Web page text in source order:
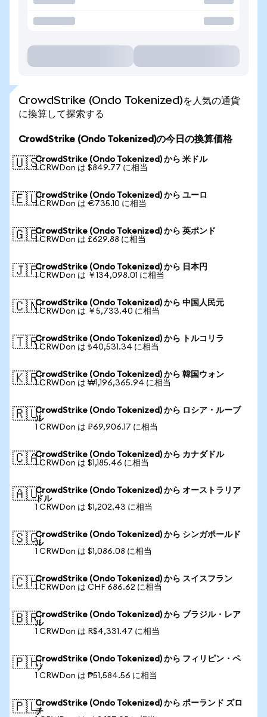
CrowdStrike (Ondo Tokenized)を人気の通貨
に換算して探索する
CrowdStrike (Ondo Tokenized)の今日の換算価格
🇺🇸CrowdStrike (Ondo Tokenized) から 米ドル
1 CRWDon は $849.77 に相当
🇪🇺CrowdStrike (Ondo Tokenized) から ユーロ
1 CRWDon は €735.10 に相当
🇬🇧CrowdStrike (Ondo Tokenized) から 英ポンド
1 CRWDon は £629.88 に相当
🇯🇵CrowdStrike (Ondo Tokenized) から 日本円
1 CRWDon は ￥134,098.01 に相当
🇨🇳CrowdStrike (Ondo Tokenized) から 中国人民元
1 CRWDon は ￥5,733.40 に相当
🇹🇷CrowdStrike (Ondo Tokenized) から トルコリラ
1 CRWDon は ₺40,531.34 に相当
🇰🇷CrowdStrike (Ondo Tokenized) から 韓国ウォン
1 CRWDon は ₩1,196,365.94 に相当
🇷🇺CrowdStrike (Ondo Tokenized) から ロシア・ルーブ
ル
1 CRWDon は ₽69,906.17 に相当
🇨🇦CrowdStrike (Ondo Tokenized) から カナダドル
1 CRWDon は $1,185.46 に相当
🇦🇺CrowdStrike (Ondo Tokenized) から オーストラリア
ドル
1 CRWDon は $1,202.43 に相当
🇸🇬CrowdStrike (Ondo Tokenized) から シンガポールド
ル
1 CRWDon は $1,086.08 に相当
🇨🇭CrowdStrike (Ondo Tokenized) から スイスフラン
1 CRWDon は CHF 686.62 に相当
🇧🇷CrowdStrike (Ondo Tokenized) から ブラジル・レア
ル
1 CRWDon は R$4,331.47 に相当
🇵🇭CrowdStrike (Ondo Tokenized) から フィリピン・ペ
ソ
1 CRWDon は ₱51,584.56 に相当
🇵🇱CrowdStrike (Ondo Tokenized) から ポーランド ズロ
チ